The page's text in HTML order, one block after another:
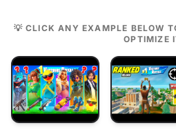
💡 CLICK ANY EXAMPLE BELOW
OPTIMIZE